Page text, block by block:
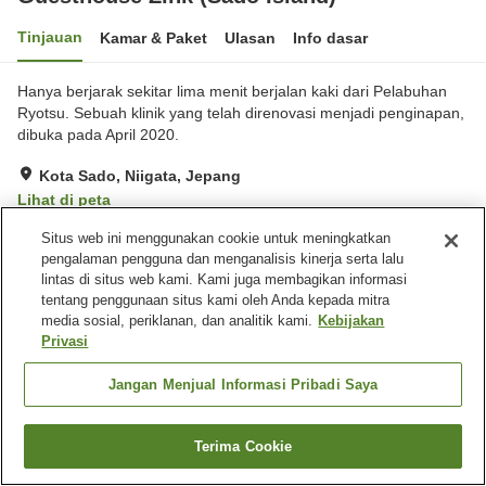
Tinjauan Kamar & Paket Ulasan Info dasar
Hanya berjarak sekitar lima menit berjalan kaki dari Pelabuhan
Ryotsu. Sebuah klinik yang telah direnovasi menjadi penginapan,
dibuka pada April 2020.
Kota Sado, Niigata, Jepang
Lihat di peta
Sangat baik Ulasan: 15
Fasilitas properti
Wi-Fi
Sauna
Kafe
Beranda Jepang Niigata
Kota Sado
Guesthouse Zink (Sado Island)
Cari kamar
Situs web ini menggunakan cookie untuk meningkatkan
pengalaman pengguna dan menganalisis kinerja serta lalu
lintas di situs web kami. Kami juga membagikan informasi
tentang penggunaan situs kami oleh Anda kepada mitra
media sosial, periklanan, dan analitik kami. Kebijakan
Privasi
Jangan Menjual Informasi Pribadi Saya
Terima Cookie